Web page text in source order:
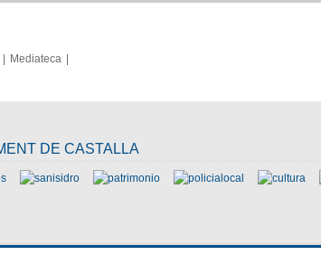
Mediateca
DE CASTALLA